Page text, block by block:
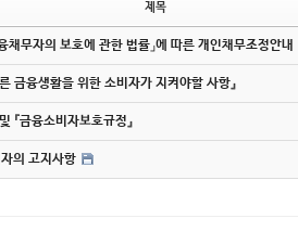
제목
채무자의 보호에 관한 법률」에 따른 개인채무조정안내
른 금융생활을 위한 소비자가 지켜야할 사항』
『금융소비자보호규정』
의 고지사항